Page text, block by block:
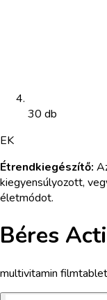
30 db
EK
Étrendkiegészítő:
kiegyensúlyozott,
életmódot.
Béres
multivitamin